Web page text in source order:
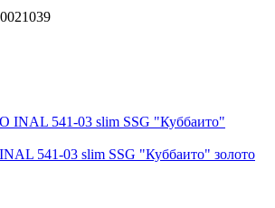
541-03 slim SSG "Куббаито" золото